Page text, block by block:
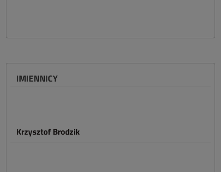
IMIENNICY
Krzysztof Brodzik